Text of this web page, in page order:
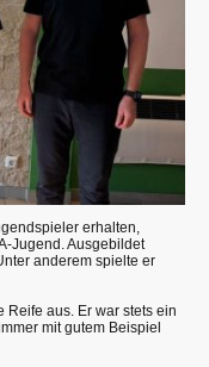
erhalten,
Jugend. Ausgebildet
anderem spielte er
aus. Er war stets ein
mit gutem Beispiel